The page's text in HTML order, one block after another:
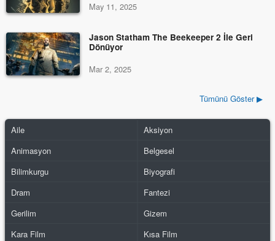
May 11, 2025
Jason Statham The Beekeeper 2 İle Geri
Dönüyor
Mar 2, 2025
Tümünü Göster ▶
Aile
Aksiyon
Animasyon
Belgesel
Bilimkurgu
Biyografi
Dram
Fantezi
Gerilim
Gizem
Kara Film
Kısa Film